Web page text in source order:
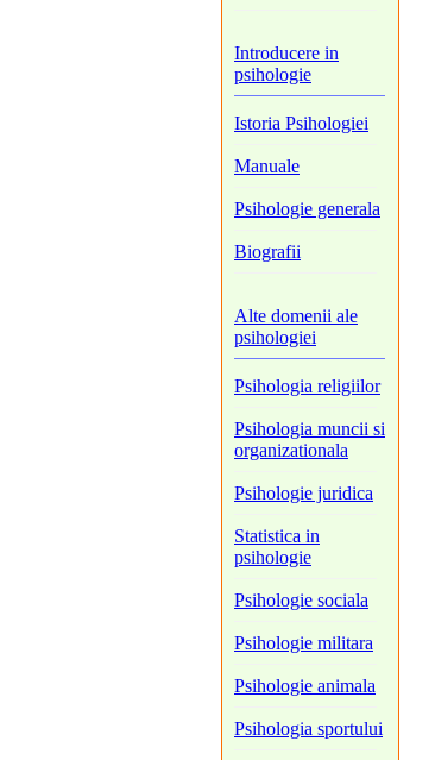
Introducere in
psihologie
Istoria Psihologiei
Manuale
Psihologie generala
Biografii
Alte domenii ale
psihologiei
Psihologia religiilor
Psihologia muncii si
organizationala
Psihologie juridica
Statistica in
psihologie
Psihologie sociala
Psihologie militara
Psihologie animala
Psihologia sportului